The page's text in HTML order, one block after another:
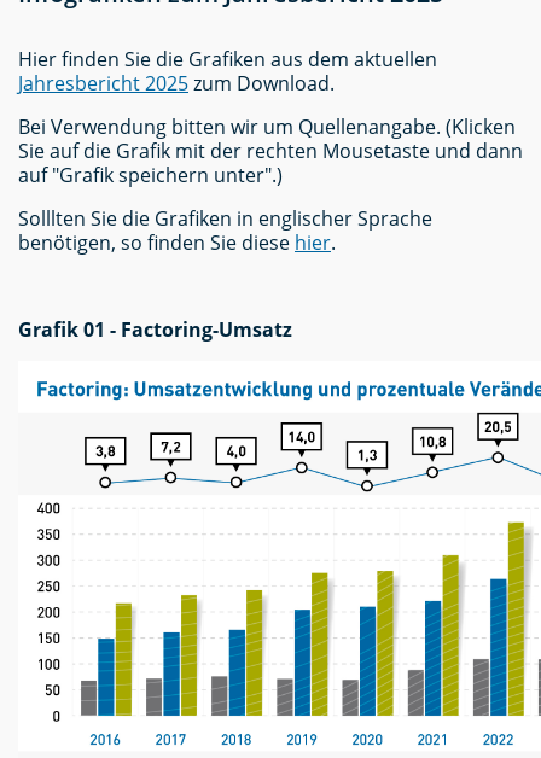
Hier finden Sie die Grafiken aus dem aktuellen
Jahresbericht 2025zum Download.
Bei Verwendung bitten wir um Quellenangabe. (Klicken
Sie auf die Grafik mit der rechten Mousetaste und dann
auf "Grafik speichern unter".)
Solllten Sie die Grafiken in englischer Sprache
benötigen, so finden Sie diese hier.
Grafik 01 - Factoring-Umsatz